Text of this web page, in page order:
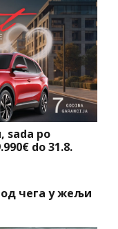
sada po
do 31.8.
чега у жељи